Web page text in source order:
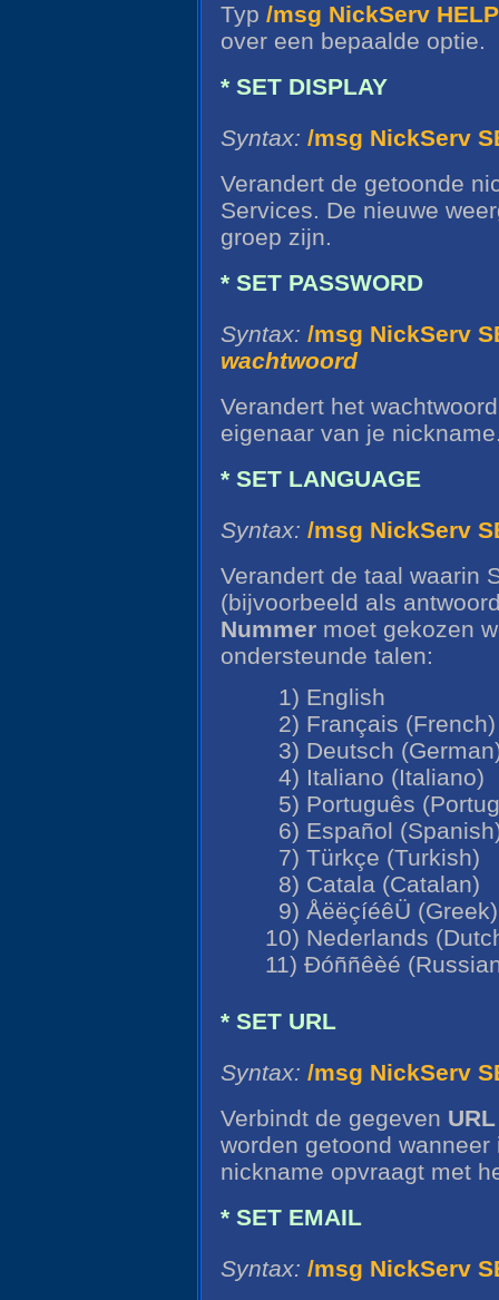
Typ /msg NickServ
over een bepaalde optie.
* SET DISPLAY
Syntax: /msg NickServ
Verandert de getoonde
Services. De nieuwe
groep zijn.
* SET PASSWORD
Syntax: /msg NickServ
wachtwoord
Verandert het
eigenaar van je
* SET LANGUAGE
Syntax: /msg NickServ
Verandert de taal waarin
(bijvoorbeeld als
Nummer moet gekozen
ondersteunde talen:
1) English
2) Français (French)
3) Deutsch
4) Italiano (Italiano)
5) Português
6) Español
7) Türkçe (Turkish)
8) Catala (Catalan)
9) ÅëëçíéêÜ (Greek)
10) Nederlands
11) Ðóññêèé
* SET URL
Syntax: /msg NickServ
Verbindt de gegeven URL
worden getoond
nickname opvraagt met
* SET EMAIL
Syntax: /msg NickServ